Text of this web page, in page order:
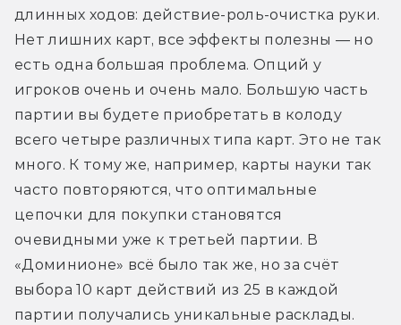
длинных ходов: действие-роль-очистка руки.
Нет лишних карт, все эффекты полезны — но
есть одна большая проблема. Опций у
игроков очень и очень мало. Большую часть
партии вы будете приобретать в колоду
всего четыре различных типа карт. Это не так
много. К тому же, например, карты науки так
часто повторяются, что оптимальные
цепочки для покупки становятся
очевидными уже к третьей партии. В
«Доминионе» всё было так же, но за счёт
выбора 10 карт действий из 25 в каждой
партии получались уникальные расклады.